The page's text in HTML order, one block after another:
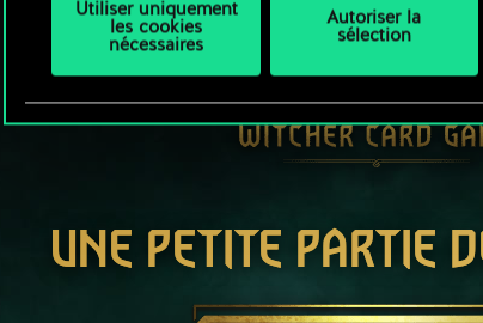
Utiliser uniquement
les cookies
nécessaires
Autoriser la
sélection
UNE PETITE PARTIE